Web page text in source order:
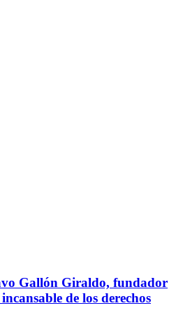
Gallón Giraldo, fundador
de los derechos